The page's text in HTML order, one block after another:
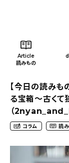
Article
読みもの
【今日の読み
る宝箱〜古くて
（
コラム 読